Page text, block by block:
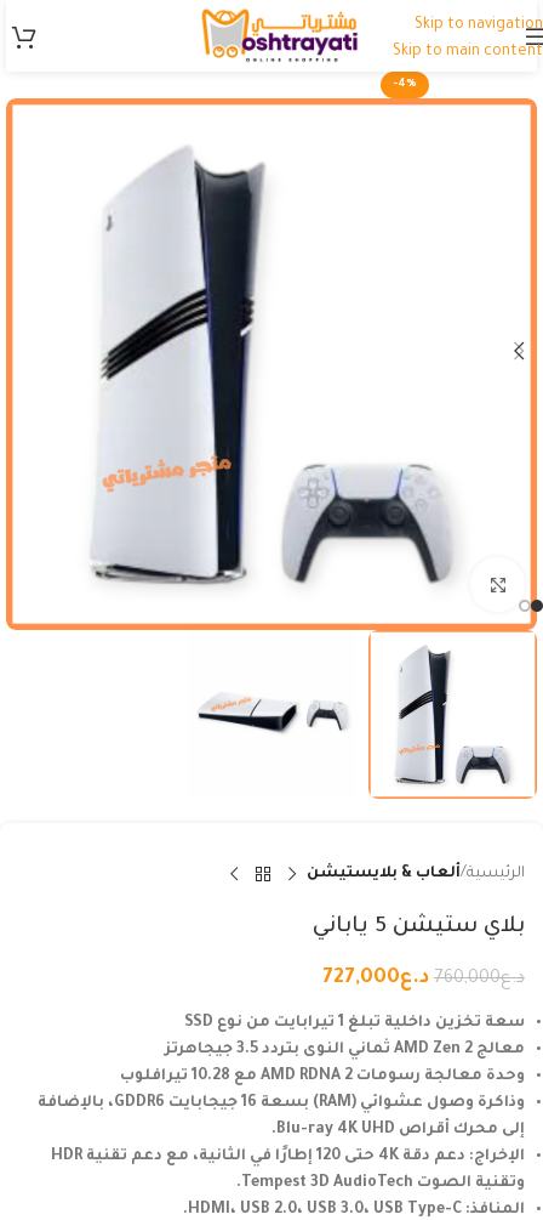
Skip to navigation
Skip to main content
-4%
Click to enlarge
الرئيسية ألعاب & بلايستيشن
بلاي ستيشن 5 ياباني
د.ع760,000 د.ع727,000
سعة تخزين داخلية تبلغ 1 تيرابايت من نوع SSD
معالج AMD Zen 2 ثماني النوى بتردد 3.5 جيجاهرتز
وحدة معالجة رسومات AMD RDNA 2 مع 10.28 تيرافلوب
وذاكرة وصول عشوائي (RAM) بسعة 16 جيجابايت GDDR6، بالإضافة
إلى محرك أقراص Blu-ray 4K UHD.
الإخراج: دعم دقة 4K حتى 120 إطارًا في الثانية، مع دعم تقنية HDR
وتقنية الصوت Tempest 3D AudioTech.
المنافذ: HDMI، USB 2.0، USB 3.0، USB Type-C.